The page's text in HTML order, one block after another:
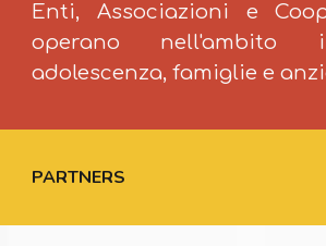
Enti, Associazioni e
operano nell'ambito
adolescenza, famiglie e
PARTNERS